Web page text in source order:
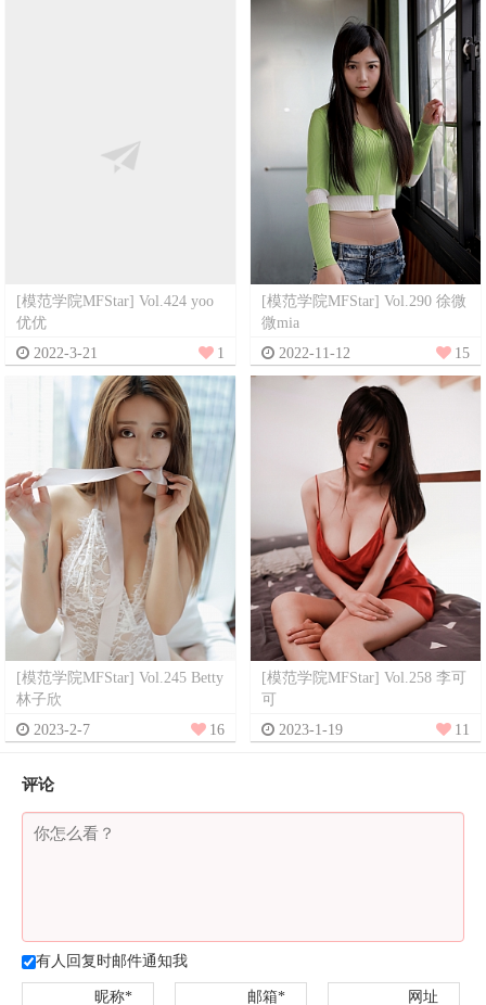
[模范学院MFStar] Vol.424 yoo
优优
2022-3-21
1
[模范学院MFStar] Vol.290 徐微
微mia
2022-11-12
15
[模范学院MFStar] Vol.245 Betty
林子欣
2023-2-7
16
[模范学院MFStar] Vol.258 李可
可
2023-1-19
11
评论
有人回复时邮件通知我
昵称* 邮箱* 网址